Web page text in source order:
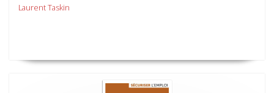
Laurent Taskin